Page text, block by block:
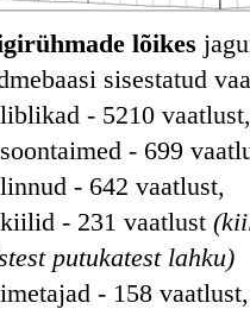
lõikes
sisestatud
- 5210 vaatlust,
- 699
- 642 vaatlust,
- 231 vaatlust
putukatest lahku)
- 158 vaatlust,